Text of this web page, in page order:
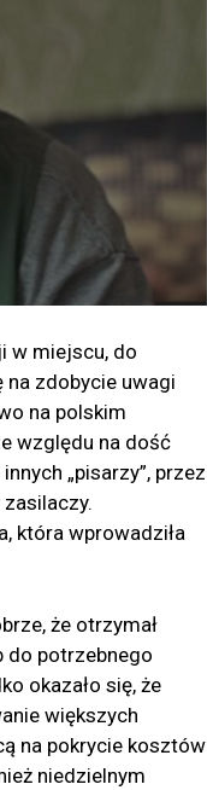
w miejscu, do
zdobycie uwagi
na polskim
względu na dość
„pisarzy”, przez
która wprowadziła
że otrzymał
do potrzebnego
okazało się, że
większych
na pokrycie kosztów
niedzielnym